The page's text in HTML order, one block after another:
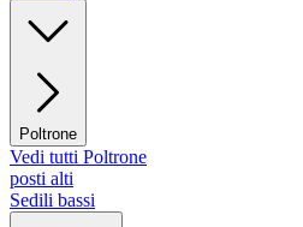
Poltrone
Vedi tutti Poltrone
posti alti
Sedili bassi